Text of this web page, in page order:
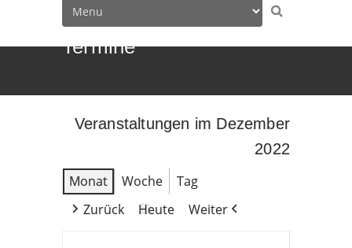
Termine
Veranstaltungen im Dezember
2022
Monat
Woche
Tag
Zurück
Heute Weiter